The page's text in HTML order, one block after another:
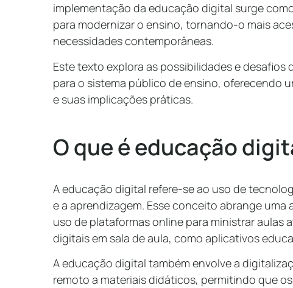
implementação da educação digital surge
para modernizar o ensino, tornando-o mais
necessidades contemporâneas.
Este texto explora as possibilidades e
para o sistema público de ensino, oferecendo
e suas implicações práticas.
O que é educação
A educação digital refere-se ao uso de
e a aprendizagem. Esse conceito abrange uma
uso de plataformas online para ministrar aulas
digitais em sala de aula, como aplicativos
A educação digital também envolve a
remoto a materiais didáticos, permitindo que